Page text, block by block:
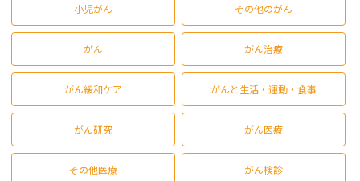
小児がん その他のがん
がん がん治療
がん緩和ケア がんと生活・運動・食事
がん研究 がん医療
その他医療 がん検診